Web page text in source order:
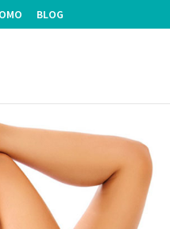
BLOG